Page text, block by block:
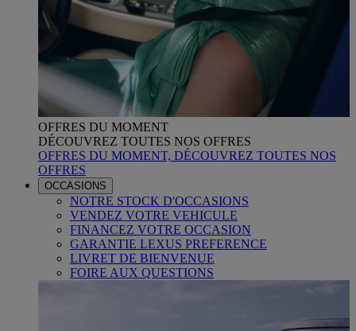
OFFRES DU MOMENT
DÉCOUVREZ TOUTES NOS OFFRES
OFFRES DU MOMENT, DÉCOUVREZ TOUTES NOS
OFFRES
OCCASIONS
NOTRE STOCK D'OCCASIONS
VENDEZ VOTRE VEHICULE
FINANCEZ VOTRE OCCASION
GARANTIE LEXUS PREFERENCE
LIVRET DE BIENVENUE
FOIRE AUX QUESTIONS